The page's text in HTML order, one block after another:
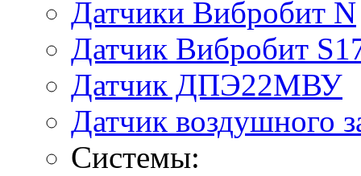
Датчики Вибробит N
Датчик Вибробит
Датчик ДПЭ22МВУ
Датчик воздушного
Системы: